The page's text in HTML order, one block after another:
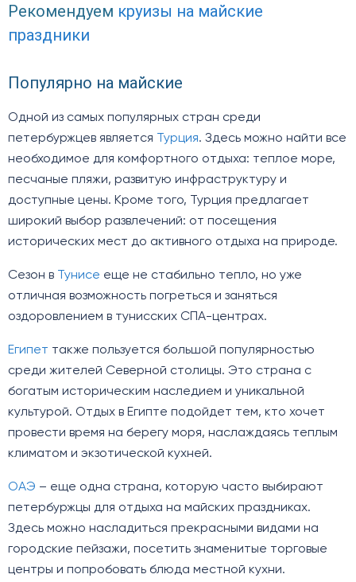
Рекомендуем круизы на майские
праздники
Популярно на майские
Одной из самых популярных стран среди
петербуржцев является Турция. Здесь можно найти все
необходимое для комфортного отдыха: теплое море,
песчаные пляжи, развитую инфраструктуру и
доступные цены. Кроме того, Турция предлагает
широкий выбор развлечений: от посещения
исторических мест до активного отдыха на природе.
Сезон в Тунисе еще не стабильно тепло, но уже
отличная возможность погреться и заняться
оздоровлением в тунисских СПА-центрах.
Египет также пользуется большой популярностью
среди жителей Северной столицы. Это страна с
богатым историческим наследием и уникальной
культурой. Отдых в Египте подойдет тем, кто хочет
провести время на берегу моря, наслаждаясь теплым
климатом и экзотической кухней.
ОАЭ – еще одна страна, которую часто выбирают
петербуржцы для отдыха на майских праздниках.
Здесь можно насладиться прекрасными видами на
городские пейзажи, посетить знаменитые торговые
центры и попробовать блюда местной кухни.